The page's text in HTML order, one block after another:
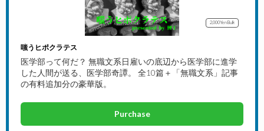
2,000YenBulk
嗤うヒポクラテス
医学部って何だ？ 無職文系日雇いの底辺から医学部に進学
した人間が送る、医学部奇譚。 全10篇＋「無職文系」記事
の有料追加分の豪華版。
Purchase